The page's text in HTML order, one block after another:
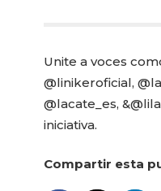
Unite a voces
@linikeroficial,
@lacate_es,
iniciativa.
Compartir esta